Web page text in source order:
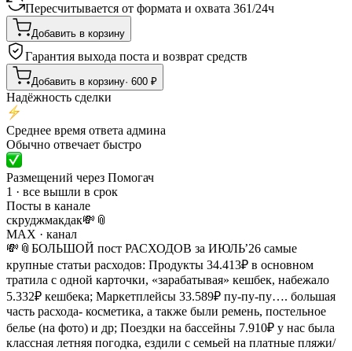
Пересчитывается от формата и охвата 361/24ч
Добавить в корзину
Гарантия выхода поста и возврат средств
Добавить в корзину· 600 ₽
Надёжность сделки
Среднее время ответа админа
Обычно отвечает быстро
Размещений через Помогач
1 · все вышли в срок
Посты в канале
скруджмакдак💸📎
MAX · канал
💸📎БОЛЬШОЙ пост РАСХОДОВ за ИЮЛЬ’26 самые
крупные статьи расходов: Продукты 34.413₽ в основном
тратила с одной карточки, «зарабатывая» кешбек, набежало
5.332₽ кешбека; Маркетплейсы 33.589₽ пу-пу-пу…. большая
часть расхода- косметика, а также были ремень, постельное
белье (на фото) и др; Поездки на бассейны 7.910₽ у нас была
классная летняя погодка, ездили с семьей на платные пляжи/